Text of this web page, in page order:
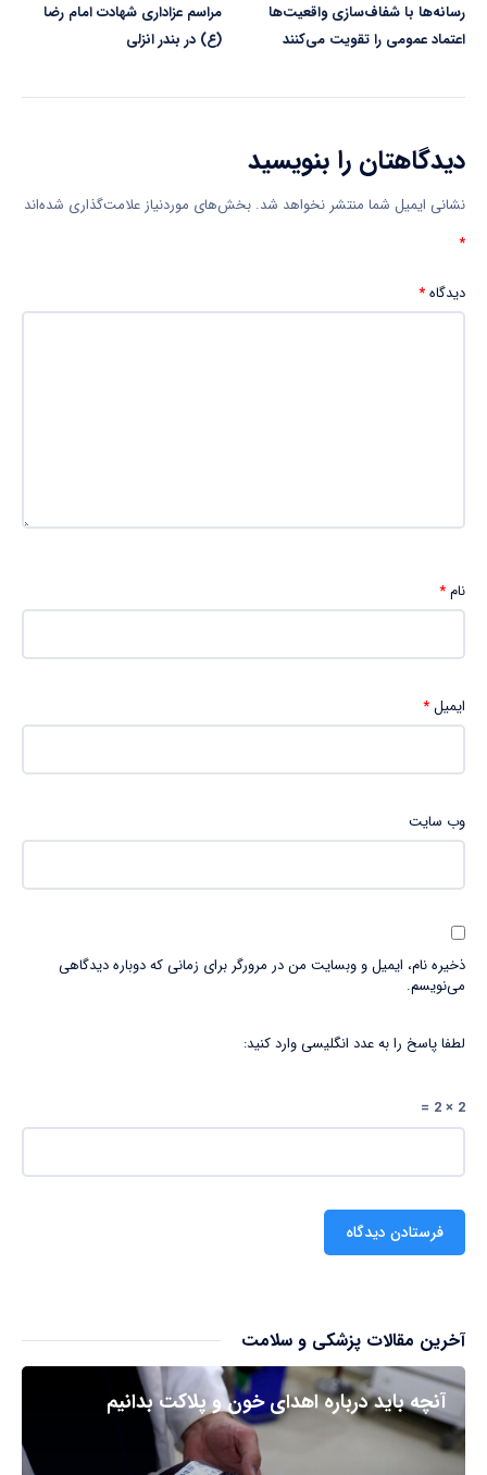
رسانه‌ها با شفاف‌سازی واقعیت‌ها
اعتماد عمومی را تقویت می‌کنند
مراسم عزاداری شهادت امام رضا
(ع) در بندر انزلی
دیدگاهتان را بنویسید
نشانی ایمیل شما منتشر نخواهد شد. بخش‌های موردنیاز علامت‌گذاری شده‌اند
*
دیدگاه*
نام*
ایمیل*
وب‌ سایت
ذخیره نام، ایمیل و وبسایت من در مرورگر برای زمانی که دوباره دیدگاهی
می‌نویسم.
لطفا پاسخ را به عدد انگلیسی وارد کنید:
2 × 2 =
آخرین مقالات پزشکی و سلامت
آنچه باید درباره اهدای خون و پلاکت بدانیم